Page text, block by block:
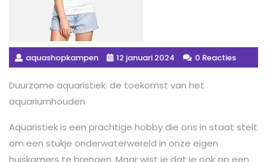
aquashopkampen 12 januari 2024 0 Reacties
Duurzame aquaristiek: de toekomst van het
aquariumhouden
Aquaristiek is een prachtige hobby die ons in staat stelt
om een stukje onderwaterwereld in onze eigen
huiskamers te brengen. Maar wist je dat je ook op een